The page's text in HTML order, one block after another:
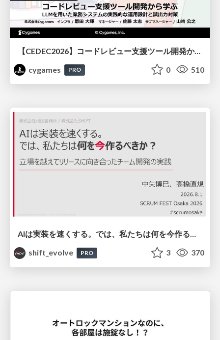
【CEDEC2026】コードレビュー支援ツール開発から学ぶ：LLMを用いた業務システムの実践的な運用設計と誤出力対策
cygames
PRO 0 510
AIは実装を速くする。では、私たちは何を今作るべきか？－立場を越えてリリースに向き合ったチーム開発の実践 / 20260801 Hiromi Nakaya and Naoki Takahashi
shift_evolve
PRO 3 370